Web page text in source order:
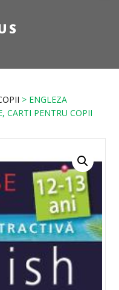
> ENGLEZA
CARTI PENTRU COPII